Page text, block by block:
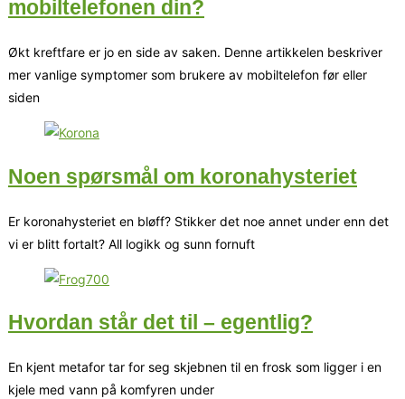
mobiltelefonen din?
Økt kreftfare er jo en side av saken. Denne artikkelen beskriver
mer vanlige symptomer som brukere av mobiltelefon før eller
siden
Noen spørsmål om koronahysteriet
Er koronahysteriet en bløff? Stikker det noe annet under enn det
vi er blitt fortalt? All logikk og sunn fornuft
Hvordan står det til – egentlig?
En kjent metafor tar for seg skjebnen til en frosk som ligger i en
kjele med vann på komfyren under